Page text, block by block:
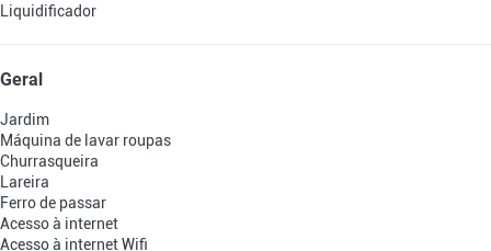
Liquidificador
Geral
Jardim
Máquina de lavar roupas
Churrasqueira
Lareira
Ferro de passar
Acesso à internet
Acesso à internetWifi